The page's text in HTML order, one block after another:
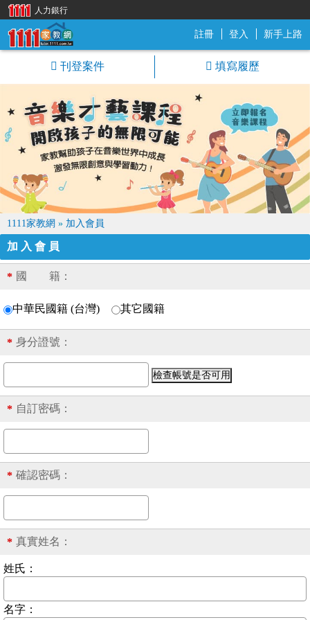
註冊 登入 新手上路
刊登案件 填寫履歷
1111家教網 » 加入會員
加入會員
* 國 籍：
中華民國籍 (台灣) 其它國籍
* 身分證號 ：
* 自訂密碼：
* 確認密碼：
* 真實姓名：
姓氏：
名字：
人力銀行